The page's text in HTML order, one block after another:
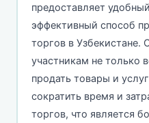
предоставляет
эффективный способ
торгов в Узбекистане.
участникам не только
продать товары и
сократить время и
торгов, что является